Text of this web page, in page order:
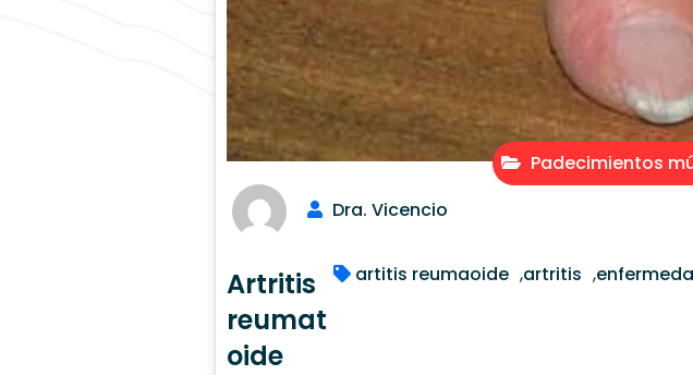
Padecimientos
Dra. Vicencio
artitis reumaoide ,artritis ,
Artritis
reumat
oide